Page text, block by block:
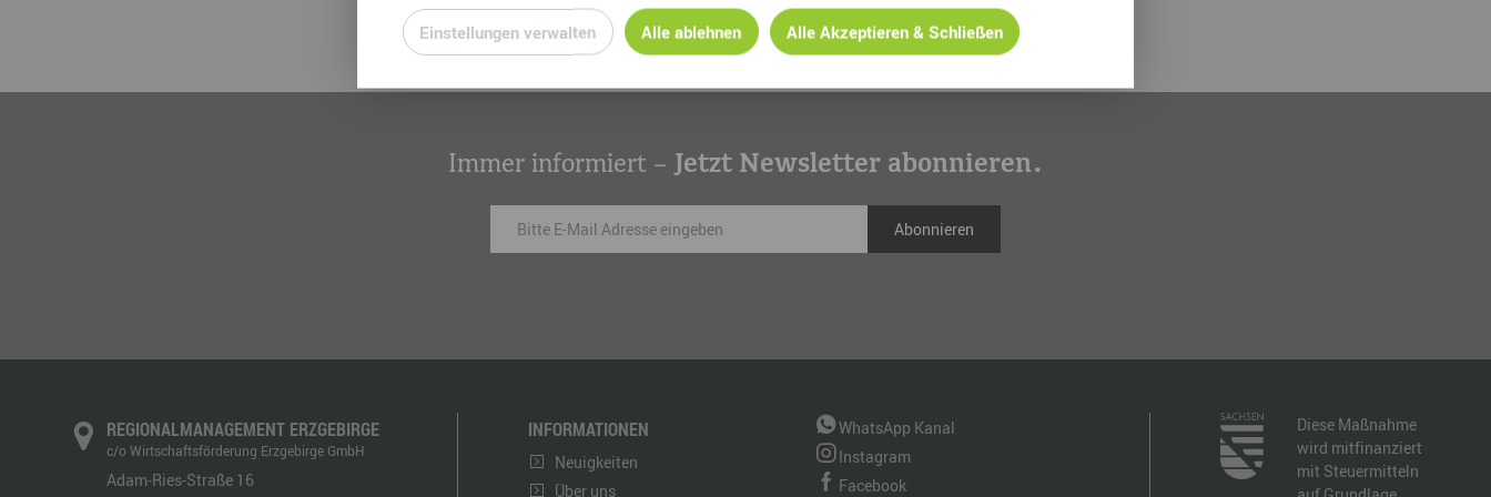
Immer informiert – Jetzt Newsletter abonnieren.
REGIONALMANAGEMENT ERZGEBIRGE
c/o Wirtschaftsförderung Erzgebirge GmbH
Adam-Ries-Straße 16
INFORMATIONEN
Neuigkeiten
Über uns
WhatsApp Kanal
Instagram
Facebook
Diese Maßnahme
wird mitfinanziert
mit Steuermitteln
Einstellungen verwalten Alle ablehnen Alle Akzeptieren & Schließen